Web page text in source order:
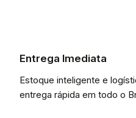
Entrega Imediata
Estoque inteligente e
entrega rápida em todo o